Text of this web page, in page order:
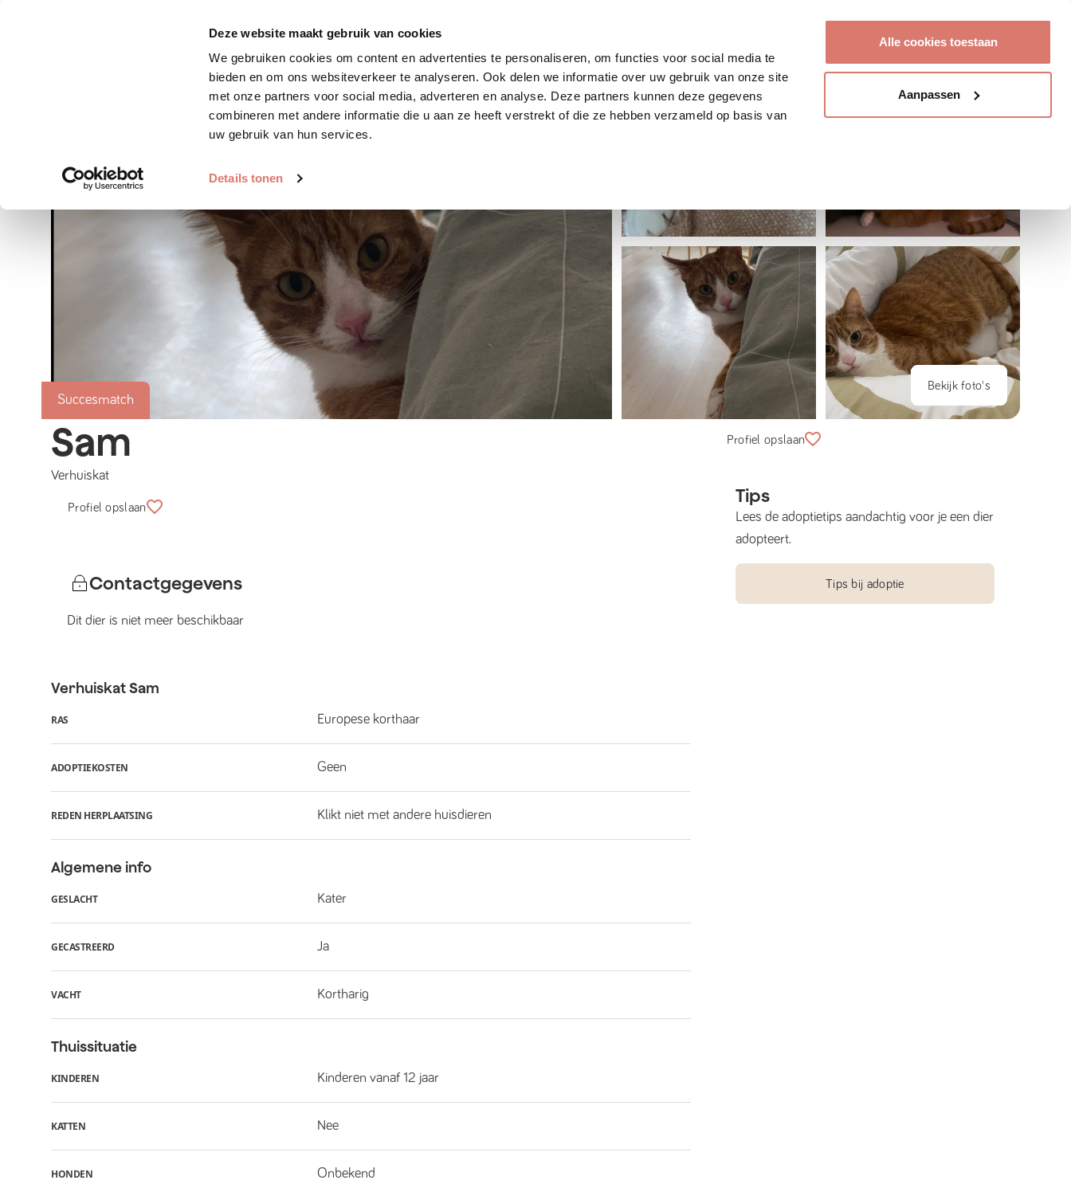
Deze website maakt gebruik van cookies
We gebruiken cookies om content en advertenties te personaliseren, om functies voor social media te
bieden en om ons websiteverkeer te analyseren. Ook delen we informatie over uw gebruik van onze site
met onze partners voor social media, adverteren en analyse. Deze partners kunnen deze gegevens
combineren met andere informatie die u aan ze heeft verstrekt of die ze hebben verzameld op basis van
uw gebruik van hun services.
Details tonen
Alle cookies toestaan
Aanpassen
Zoek huisdier Plaats huisdier Hoe werkt het?
Succesmatch
Bekijk foto's
Sam
Verhuiskat
Profiel opslaan
Contactgegevens
Dit dier is niet meer beschikbaar
VerhuiskatSam
RAS Europese korthaar
ADOPTIEKOSTEN Geen
REDEN HERPLAATSING Klikt niet met andere huisdieren
Algemene info
GESLACHT Kater
GECASTREERD Ja
VACHT Kortharig
Thuissituatie
KINDEREN Kinderen vanaf 12 jaar
KATTEN Nee
HONDEN Onbekend
Profiel opslaan
Tips
Lees de adoptietips aandachtig voor je een dier
adopteert.
Tips bij adoptie